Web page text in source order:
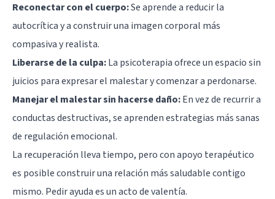
Reconectar con el cuerpo:Se aprende a reducir la
autocrítica y a construir una imagen corporal más
compasiva y realista.
Liberarse de la culpa:La psicoterapia ofrece un espacio sin
juicios para expresar el malestar y comenzar a perdonarse.
Manejar el malestar sin hacerse daño:En vez de recurrir a
conductas destructivas, se aprenden estrategias más sanas
de regulación emocional.
La recuperación lleva tiempo, pero con apoyo terapéutico
es posible construir una relación más saludable contigo
mismo. Pedir ayuda es un acto de valentía.